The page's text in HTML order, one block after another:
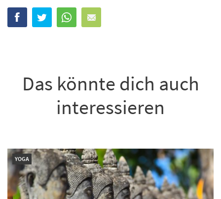
Das könnte dich auch
interessieren
YOGA